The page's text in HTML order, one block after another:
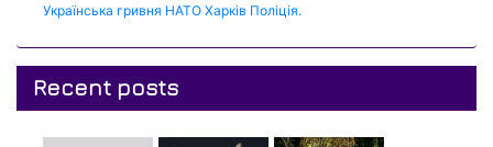
Українська гривня НАТО Харків Поліція.
Recent posts